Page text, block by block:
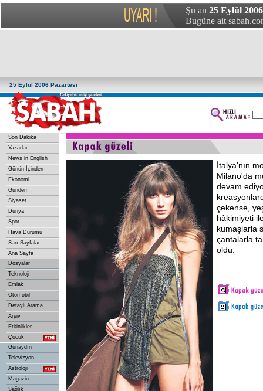
Şu an 25 Eylül
Bugüne ait
25 Eylül 2006 Pazartesi
Son Dakika
Yazarlar
News in English
Günün İçinden
Ekonomi
Gündem
Siyaset
Dünya
Spor
Hava Durumu
Sarı Sayfalar
Ana Sayfa
Dosyalar
Teknoloji
Emlak
Otomobil
Detaylı Arama
Arşiv
Etkinlikler
Çocuk
Günaydın
Televizyon
Astroloji
Magazin
Sağlık
İtalya'nın
Milano'da
devam
çekense,
hâkimiyeti
kumaşlarla
çantalarla
oldu.